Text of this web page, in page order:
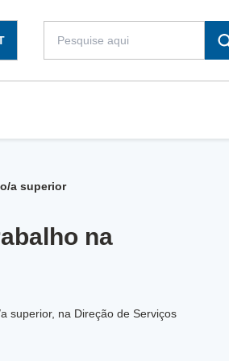
a superior
na
superior, na Direção de Serviços